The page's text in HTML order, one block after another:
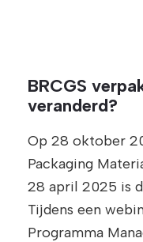
BRCGS
veranderd?
Op 28 oktober
Packaging
28 april 2025 is
Tijdens een
Programma